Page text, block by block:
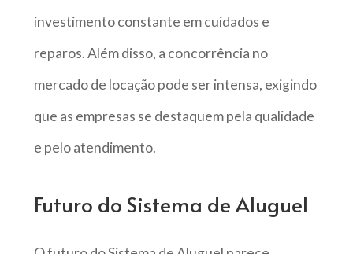
investimento constante em cuidados e
reparos. Além disso, a concorrência no
mercado de locação pode ser intensa, exigindo
que as empresas se destaquem pela qualidade
e pelo atendimento.
Futuro do Sistema de Aluguel